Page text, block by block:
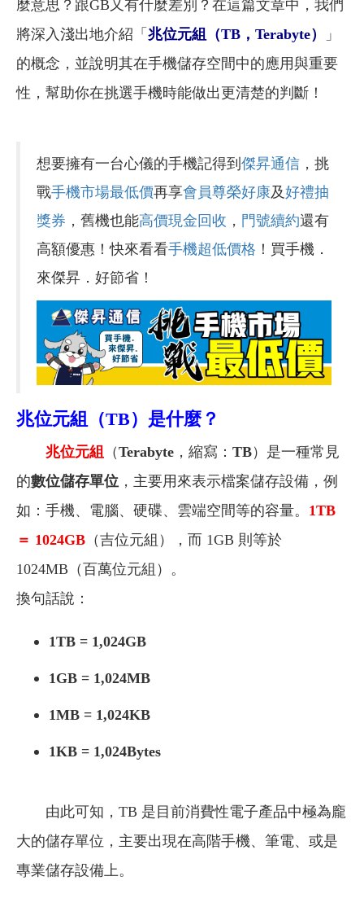
麼意思？跟GB又有什麼差別？在這篇文章中，我們
將深入淺出地介紹「 兆位元組（TB，Terabyte）
」
的概念，並說明其在手機儲存空間中的應用與重要
性，幫助你在挑選手機時能做出更清楚的判斷！
想要擁有一台心儀的手機記得到傑昇通信 ，挑
戰手機市場最低價再享會員尊榮好康及好禮抽
獎券 ，舊機也能高價現金回收 ， 門號續約還有
高額優惠！快來看看手機超低價格 ！買手機．
來傑昇．好節省！
兆位元組（TB）是什麼？
兆位元組 （Terabyte ，縮寫： TB）是一種常見
的數位儲存單位 ，主要用來表示檔案儲存設備，例
如：手機、電腦、硬碟、雲端空間等的容量。 1TB
＝ 1024GB （吉位元組），而 1GB 則等於
1024MB（百萬位元組）。
換句話說：
1TB = 1,024GB
1GB = 1,024MB
1MB = 1,024KB
1KB = 1,024Bytes
由此可知，TB 是目前消費性電子產品中極為龐
大的儲存單位，主要出現在高階手機、筆電、或是
專業儲存設備上。